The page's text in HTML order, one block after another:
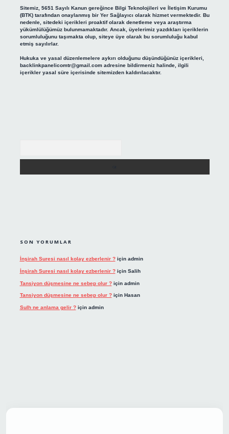
Sitemiz, 5651 Sayılı Kanun gereğince Bilgi Teknolojileri ve İletişim Kurumu
(BTK) tarafından onaylanmış bir Yer Sağlayıcı olarak hizmet vermektedir. Bu
nedenle, sitedeki içerikleri proaktif olarak denetleme veya araştırma
yükümlülüğümüz bulunmamaktadır. Ancak, üyelerimiz yazdıkları içeriklerin
sorumluluğunu taşımakta olup, siteye üye olarak bu sorumluluğu kabul
etmiş sayılırlar.
Hukuka ve yasal düzenlemelere aykırı olduğunu düşündüğünüz içerikleri,
backlinkpanelicomtr@gmail.comadresine bildirmeniz halinde, ilgili
içerikler yasal süre içerisinde sitemizden kaldırılacaktır.
SON YORUMLAR
İnşirah Suresi nasıl kolay ezberlenir ?için admin
İnşirah Suresi nasıl kolay ezberlenir ?için Salih
Tansiyon düşmesine ne sebep olur ?için admin
Tansiyon düşmesine ne sebep olur ?için Hasan
Sulh ne anlama gelir ?için admin